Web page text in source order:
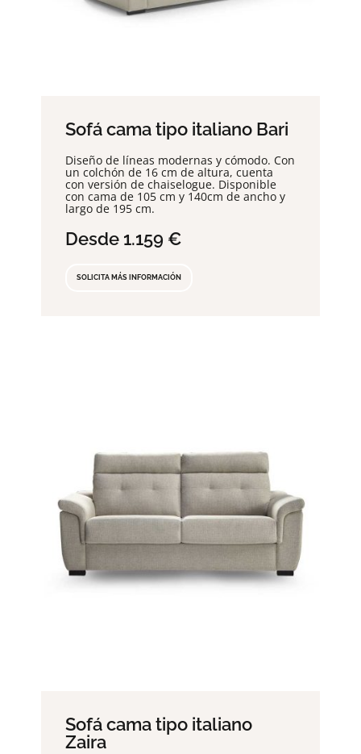
Sofá cama tipo italiano Bari
Diseño de líneas modernas y cómodo. Con
un colchón de 16 cm de altura, cuenta
con versión de chaiselogue. Disponible
con cama de 105 cm y 140cm de ancho y
largo de 195 cm.
Desde 1.159 €
SOLICITA MÁS INFORMACIÓN
Sofá cama tipo italiano
Zaira